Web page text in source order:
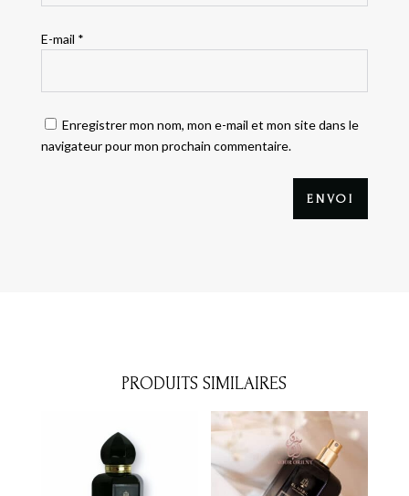
E-mail *
Enregistrer mon nom, mon e-mail et mon site dans le
navigateur pour mon prochain commentaire.
ENVOI
PRODUITS SIMILAIRES